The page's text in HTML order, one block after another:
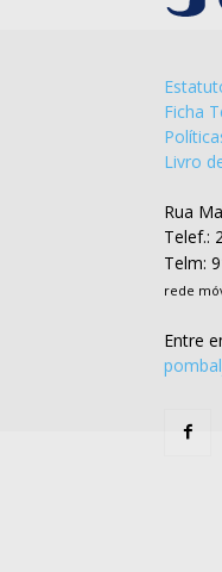
Ficha
Livro
Rua
Telef.:
Telm:
rede
Entre